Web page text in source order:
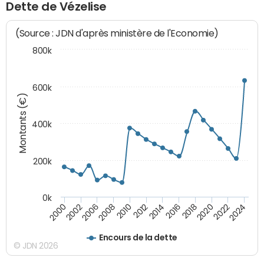
Dette de Vézelise
Montants (€)
(Source : JDN d'après ministère de l'Economie)
Encours de la dette
200020022006200820102012201420162018202020222024
0k
200k
400k
600k
800k
© JDN 2026